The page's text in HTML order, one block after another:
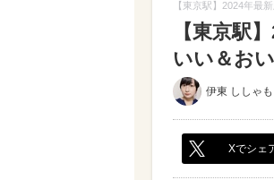
【東京駅】2024年最
【東京駅
いい＆お
伊東 ししゃも
Xでシェ